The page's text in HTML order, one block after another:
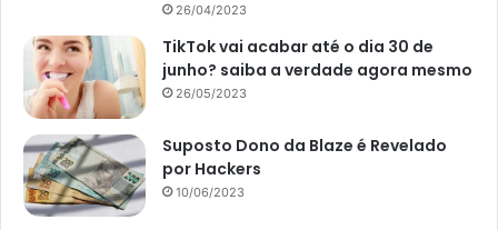
26/04/2023
TikTok vai acabar até o dia 30 de
junho? saiba a verdade agora mesmo
26/05/2023
Suposto Dono da Blaze é Revelado
por Hackers
10/06/2023